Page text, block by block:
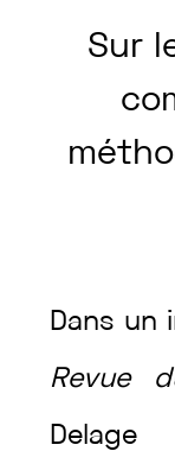
Sur
Dans un
Revue
Delage